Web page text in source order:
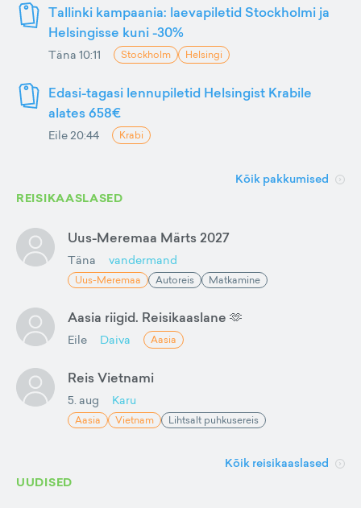
Tallinki kampaania: laevapiletid Stockholmi ja
Helsingisse kuni -30%
Täna 10:11 Stockholm Helsingi
Edasi-tagasi lennupiletid Helsingist Krabile
alates 658€
Eile 20:44 Krabi
Kõik pakkumised
REISIKAASLASED
Uus-Meremaa Märts 2027
Täna vandermand
Uus-Meremaa Autoreis Matkamine
Aasia riigid. Reisikaaslane 🫶
Eile Daiva Aasia
Reis Vietnami
5. aug Karu
Aasia Vietnam Lihtsalt puhkusereis
Kõik reisikaaslased
UUDISED